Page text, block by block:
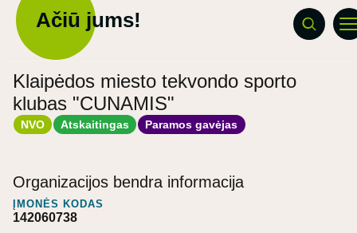
Ačiū jums!
Klaipėdos miesto tekvondo sporto
klubas "CUNAMIS"
NVO Atskaitingas Paramos gavėjas
Organizacijos bendra informacija
ĮMONĖS KODAS
142060738